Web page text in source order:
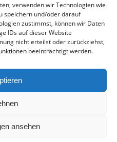
verwenden wir Technologien wie
speichern und/oder darauf
zustimmst, können wir Daten
IDs auf dieser Website
nicht erteilst oder zurückziehst,
beeinträchtigt werden.
ansehen
(31.)
Mannschaften